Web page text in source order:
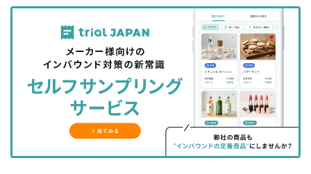
記
を
シ
ェ
る
記
事
を
シ
ェ
ア
す
る
な
ッ
ク
マ
に
記
事
を
購
読
す
る
マ
ガ
登
録
す
る